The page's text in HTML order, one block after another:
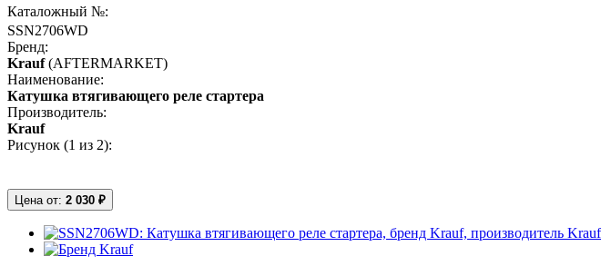
Каталожный №:
SSN2706WD
Бренд:
Krauf (AFTERMARKET)
Наименование:
Катушка втягивающего реле стартера
Производитель:
Krauf
Рисунок (1 из 2):
Цена от: 2 030 ₽